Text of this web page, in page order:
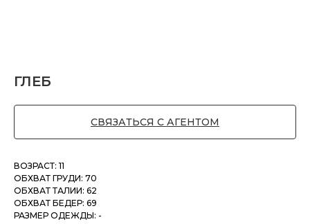
ГЛЕБ
СВЯЗАТЬСЯ С АГЕНТОМ
ВОЗРАСТ: 11
ОБХВАТ ГРУДИ: 70
ОБХВАТ ТАЛИИ: 62
ОБХВАТ БЕДЕР: 69
РАЗМЕР ОДЕЖДЫ: -